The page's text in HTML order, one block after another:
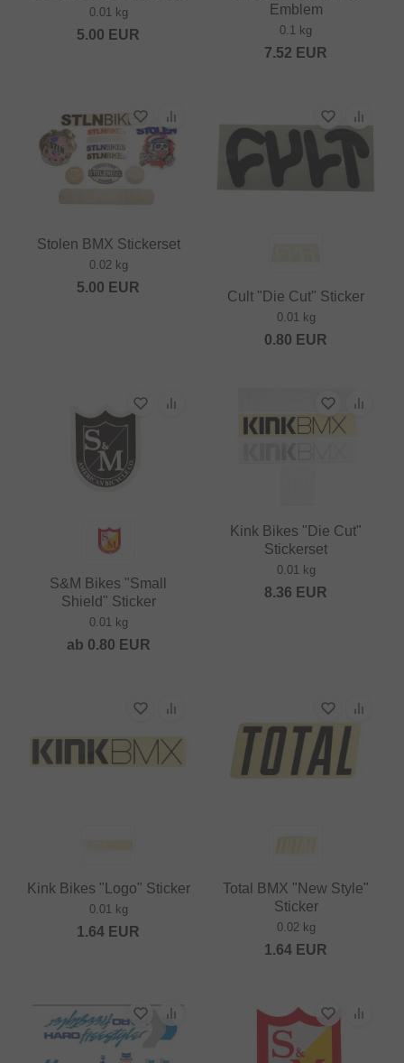
0.01 kg
5.00 EUR
Emblem
0.1 kg
7.52 EUR
Stolen BMX Stickerset
0.02 kg
5.00 EUR
Cult "Die Cut" Sticker
0.01 kg
0.80 EUR
S&M Bikes "Small
Shield" Sticker
0.01 kg
ab 0.80 EUR
Kink Bikes "Die Cut"
Stickerset
0.01 kg
8.36 EUR
Kink Bikes "Logo" Sticker
0.01 kg
1.64 EUR
Total BMX "New Style"
Sticker
0.02 kg
1.64 EUR